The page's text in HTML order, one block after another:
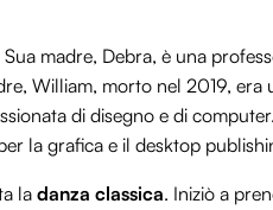
Sua madre, Debra, è una
William, morto nel 2019, era
di disegno e di
la grafica e il desktop
la danza classica. Iniziò a